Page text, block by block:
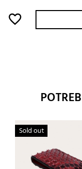
favorite_border
Sold out